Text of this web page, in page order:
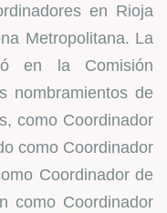
en Rioja
Metropolitana. La
en la Comisión
nombramientos de
como Coordinador
como Coordinador
Coordinador de
como Coordinador